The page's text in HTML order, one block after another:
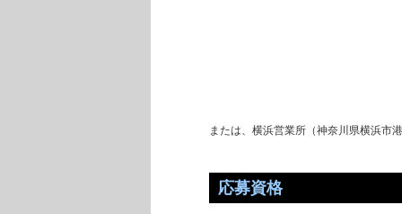
または、横浜営業所（神奈川県横浜市
応募資格